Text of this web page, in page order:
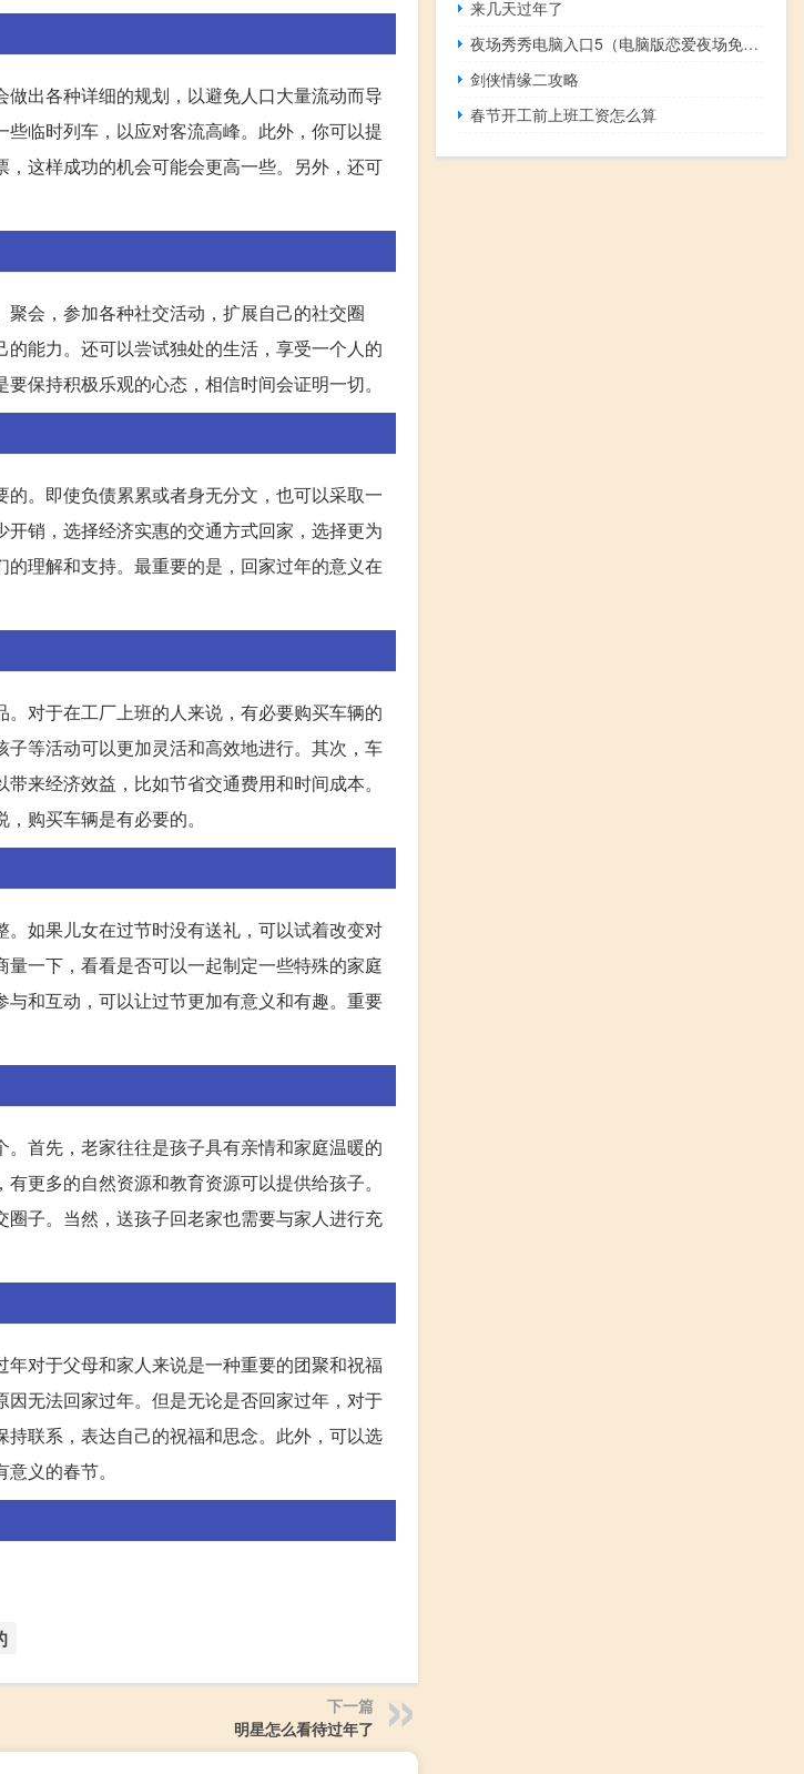
出各种详细的规划，以避免人口大量流动而导
临时列车，以应对客流高峰。此外，你可以提
这样成功的机会可能会更高一些。另外，还可
会，参加各种社交活动，扩展自己的社交圈
能力。还可以尝试独处的生活，享受一个人的
保持积极乐观的心态，相信时间会证明一切。
。即使负债累累或者身无分文，也可以采取一
销，选择经济实惠的交通方式回家，选择更为
理解和支持。最重要的是，回家过年的意义在
对于在工厂上班的人来说，有必要购买车辆的
等活动可以更加灵活和高效地进行。其次，车
来经济效益，比如节省交通费用和时间成本。
购买车辆是有必要的。
如果儿女在过节时没有送礼，可以试着改变对
一下，看看是否可以一起制定一些特殊的家庭
和互动，可以让过节更加有意义和有趣。重要
首先，老家往往是孩子具有亲情和家庭温暖的
更多的自然资源和教育资源可以提供给孩子。
子。当然，送孩子回老家也需要与家人进行充
对于父母和家人来说是一种重要的团聚和祝福
无法回家过年。但是无论是否回家过年，对于
联系，表达自己的祝福和思念。此外，可以选
义的春节。
下一篇
明星怎么看待过年了
来几天过年了
夜场秀秀电脑入口5（电脑版恋爱夜场免费电影）
剑侠情缘二攻略
春节开工前上班工资怎么算